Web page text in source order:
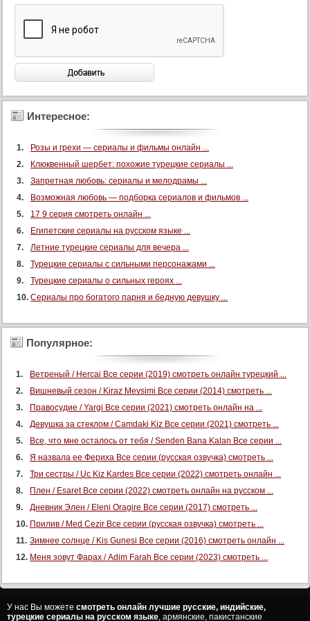
94 серия (суб)
95 серия (суб)
98 серия (суб)
100 серия (суб)
103 серия (суб)
104 серия (суб)
105 серия (суб)
106 серия (суб)
109 серия (суб)
110 серия (суб)
113 серия (суб)
Конец
Интересное:
Розы и грехи — сериалы и фильмы онлайн ...
Клюквенный шербет: похожие турецкие сериалы ...
Запретная любовь: сериалы и мелодрамы ...
Возможная любовь — подборка сериалов и фильмов ...
17 9 серия смотреть онлайн ...
Египетские сериалы на русском языке ...
Летние турецкие сериалы для вечера ...
Турецкие сериалы с сильными персонажами ...
Турецкие сериалы о сильных героях ...
Сериалы про богатого парня и бедную девушку ...
Популярное:
Ветреный / Hercai Все серии (2019) смотреть онлайн турецкий ...
Вишневый сезон / Kiraz Mevsimi Все серии (2014) смотреть ...
Правосудие / Yargi Все серии (2021) смотреть онлайн на ...
Девушка за стеклом / Camdaki Kiz Все серии (2021) смотреть ...
Все, что мне осталось от тебя / Senden Bana Kalan Все серии ...
Я назвала ее Фериха Все серии (русская озвучка) смотреть ...
Три сестры / Uc Kiz Kardes Все серии (2022) смотреть онлайн ...
Плен / Esaret Все серии (2022) смотреть онлайн на русском ...
Дневник Элен / Eleni Oragire Все серии (2017) смотреть ...
Прилив / Med Cezir Все серии (русская озвучка) смотреть ...
Зимнее солнце / Kis Gunesi Все серии (2016) смотреть онлайн ...
Меня зовут Фарах / Adim Farah Все серии (2023) смотреть ...
У нас Вы можете смотреть онлайн лучшие русские, индийские,
турецкие сериалы на русском языке, армянские, пакистанские